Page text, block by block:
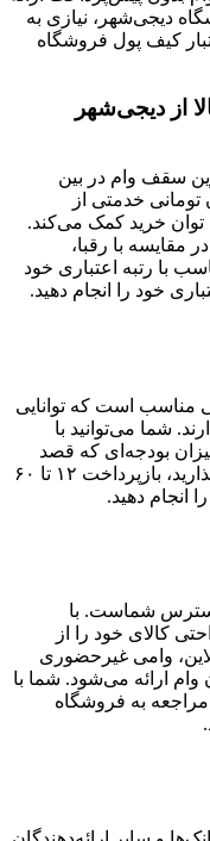
دیجی‌شهر، نیازی به
کیف پول فروشگاه
از دیجی‌شهر
سقف وام در بین
قسطی ۳۰۰ میلیون تومانی خدمتی از
خرید کمک می‌کند.
مقایسه با رقبا،
با رتبه اعتباری خود
برای کسانی مناسب است که توانایی
شما می‌توانید با
بودجه‌ای که قصد
دارید هر ماه برای پرداخت اقساط کنار بگذارید، بازپرداخت ۱۲ تا ۶۰
انجام دهید.
دسترس شماست. با
کالای خود را از
وامی غیرحضوری
ارائه می‌شود. شما با
مراجعه به فروشگاه